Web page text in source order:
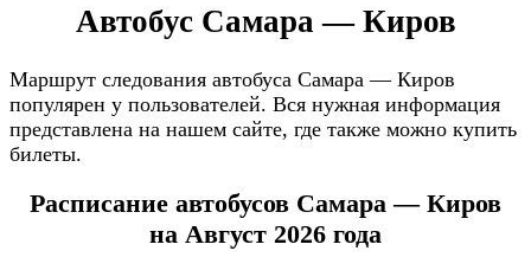
Автобус Самара — Киров
Маршрут следования автобуса Самара — Киров
популярен у пользователей. Вся нужная информация
представлена на нашем сайте, где также можно купить
билеты.
Расписание автобусов Самара — Киров
на Август 2026 года